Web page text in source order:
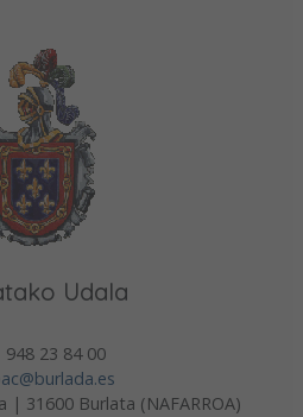
Udala
948 23 84 00
| 31600 Burlata (NAFARROA)